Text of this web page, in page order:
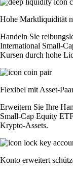
Hohe Marktliquidität
Handeln Sie
International Small-
Kursen durch hohe
Flexibel mit Asset-
Erweitern Sie Ihre
Small-Cap Equity
Krypto-Assets.
Konto erweitert